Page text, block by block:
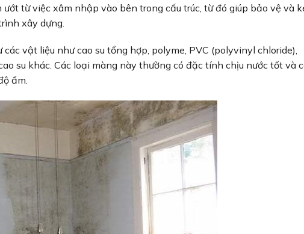
từ việc xâm nhập vào bên trong cấu trúc, từ đó giúp bảo vệ và
xây dựng.
vật liệu như cao su tổng hợp, polyme, PVC (polyvinyl chloride),
su khác. Các loại màng này thường có đặc tính chịu nước tốt và
ẩm.